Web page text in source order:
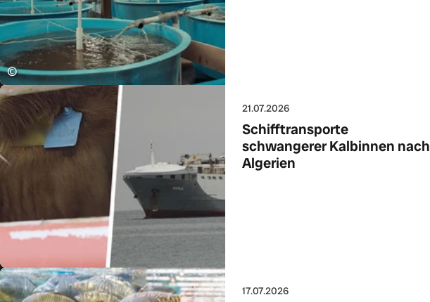
©
21.07.2026
Schifftransporte
schwangerer Kalbinnen nach
Algerien
17.07.2026